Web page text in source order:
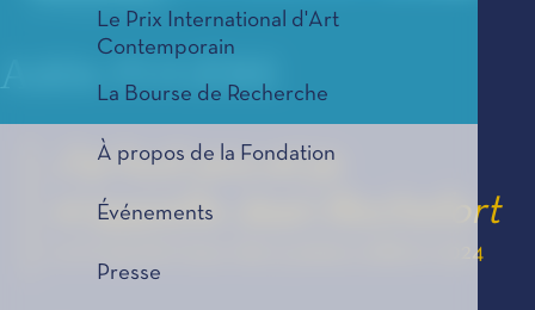
Le Prix International d'Art
Contemporain
La Bourse de Recherche
À propos de la Fondation
Événements
Presse
Adèle FUGÈRE
J'ai huit ans et je
m'appelle Jean Rochefort
Le Coup de Cœur des Lycéens, édition 2024